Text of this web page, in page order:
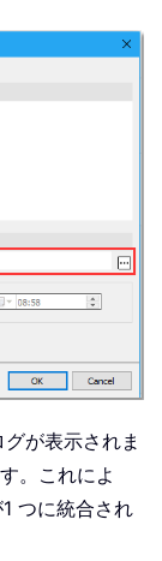
が表示されま
。これによ
つに統合され